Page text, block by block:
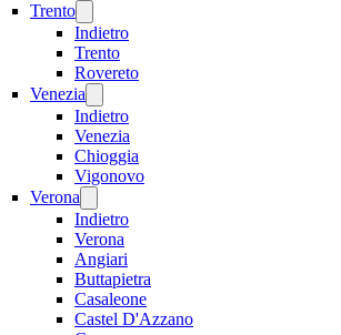
Trento
Indietro
Trento
Rovereto
Venezia
Indietro
Venezia
Chioggia
Vigonovo
Verona
Indietro
Verona
Angiari
Buttapietra
Casaleone
Castel D'Azzano